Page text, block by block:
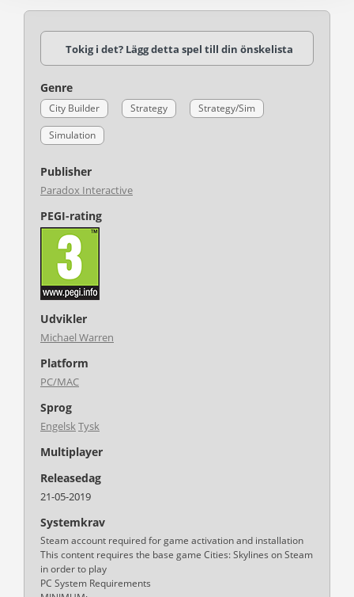
Tokig i det? Lägg detta spel till din önskelista
Genre
City Builder Strategy
Strategy/Sim
Simulation
Publisher
Paradox Interactive
PEGI-rating
Udvikler
Michael Warren
Platform
PC/MAC
Sprog
EngelskTysk
Multiplayer
Releasedag
21-05-2019
Systemkrav
Steam account required for game activation and installation
This content requires the base game Cities: Skylines on Steam
in order to play
PC System Requirements